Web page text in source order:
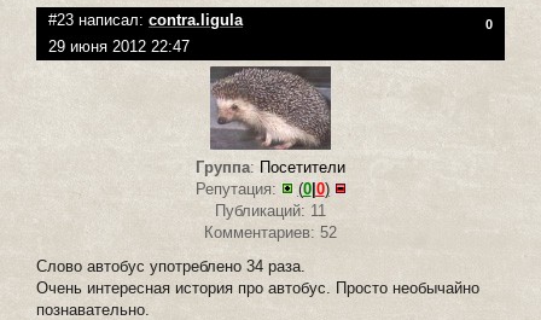
#23 написал: contra.ligula 0
29 июня 2012 22:47
Группа: Посетители
Репутация:
(0|0)
Публикаций: 11
Комментариев: 52
Слово автобус употреблено 34 раза.
Очень интересная история про автобус. Просто необычайно
познавательно.